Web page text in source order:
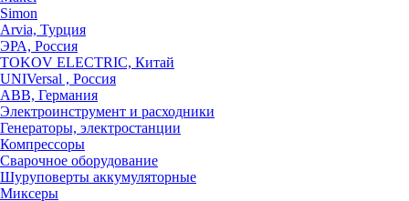
Simon
Arvia, Турция
ЭРА, Россия
TOKOV ELECTRIC, Китай
UNIVersal , Россия
ABB, Германия
Электроинструмент и расходники
Генераторы, электростанции
Компрессоры
Сварочное оборудование
Шуруповерты аккумуляторные
Миксеры